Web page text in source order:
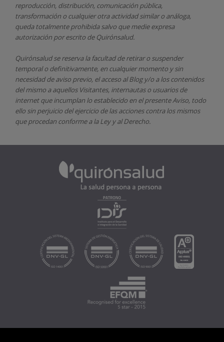
reproducción, distribución, comunicación pública,
transformación o cualquier otra actividad similar o análoga,
queda totalmente prohibida salvo que medie expresa
autorización por escrito de Quirónsalud.
Quirónsaludse reserva la facultad de retirar o suspender
temporal o definitivamente, en cualquier momento y sin
necesidad de aviso previo, el acceso al Blog y/o a los contenidos
del mismo a aquellos Visitantes, internautas o usuarios de
internet que incumplan lo establecido en el presente Aviso, todo
ello sin perjuicio del ejercicio de las acciones contra los mismos
que procedan conforme a la Ley y al Derecho.